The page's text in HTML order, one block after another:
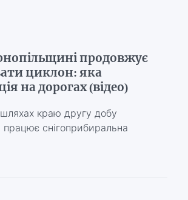
продовжує
циклон: яка
на дорогах (відео)
краю другу добу
працює снігоприбиральна